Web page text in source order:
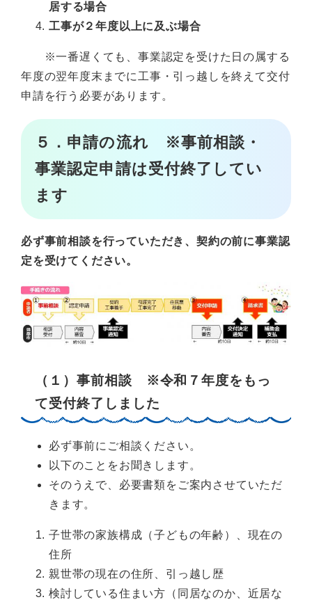
居する場合
工事が２年度以上に及ぶ場合
※一番遅くても、事業認定を受けた日の属する
年度の翌年度末までに工事・引っ越しを終えて交付
申請を行う必要があります。
５．申請の流れ ※事前相談・
事業認定申請は受付終了してい
ます
必ず事前相談を行っていただき、契約の前に事業認
定を受けてください。
（１）事前相談 ※令和７年度をもっ
て受付終了しました
必ず事前にご相談ください。
以下のことをお聞きします。
そのうえで、必要書類をご案内させていただ
きます。
子世帯の家族構成（子どもの年齢）、現在の
住所
親世帯の現在の住所、引っ越し歴
検討している住まい方（同居なのか、近居な